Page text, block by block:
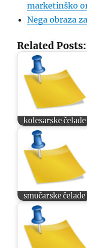
marketinško
Nega obraza
Related Posts:
kolesarske čelade
smučarske čelade